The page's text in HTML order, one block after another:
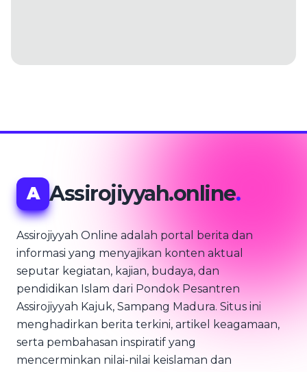
A Assirojiyyah.online.
Assirojiyyah Online adalah portal berita dan
informasi yang menyajikan konten aktual
seputar kegiatan, kajian, budaya, dan
pendidikan Islam dari Pondok Pesantren
Assirojiyyah Kajuk, Sampang Madura. Situs ini
menghadirkan berita terkini, artikel keagamaan,
serta pembahasan inspiratif yang
mencerminkan nilai-nilai keislaman dan